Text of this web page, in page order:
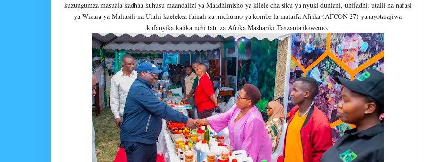
kuzungumza masuala kadhaa kuhusu maandalizi ya Maadhimisho ya kilele cha siku ya nyuki duniani, uhifadhi, utalii na nafasi
ya Wizara ya Maliasili na Utalii kuelekea fainali za michuano ya kombe la mataifa Afrika (AFCON 27) yanayotarajiwa
kufanyika katika nchi tatu za Afrika Mashariki Tanzania ikiwemo.